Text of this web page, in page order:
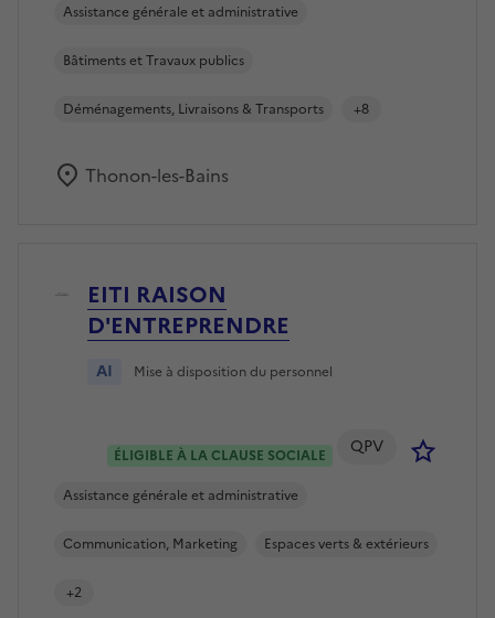
Assistance générale et administrative
Bâtiments et Travaux publics
Déménagements, Livraisons & Transports +8
Thonon-les-Bains
EITI RAISON
D'ENTREPRENDRE
AI Mise à disposition du personnel
ÉLIGIBLE À LA CLAUSE SOCIALE QPV
Assistance générale et administrative
Communication, Marketing Espaces verts & extérieurs
+2